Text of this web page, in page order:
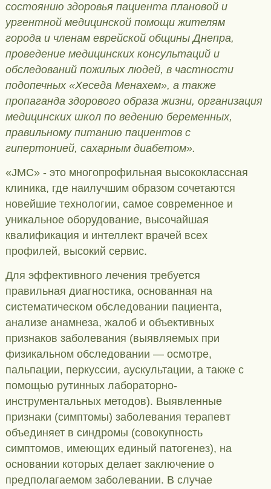
состоянию здоровья пациента плановой и
ургентной медицинской помощи жителям
города и членам еврейской общины Днепра,
проведение медицинских консультаций и
обследований пожилых людей, в частности
подопечных «Хеседа Менахем», а также
пропаганда здорового образа жизни, организация
медицинских школ по ведению беременных,
правильному питанию пациентов с
гипертонией, сахарным диабетом».
«JMC» - это многопрофильная высококлассная
клиника, где наилучшим образом сочетаются
новейшие технологии, самое современное и
уникальное оборудование, высочайшая
квалификация и интеллект врачей всех
профилей, высокий сервис.
Для эффективного лечения требуется
правильная диагностика, основанная на
систематическом обследовании пациента,
анализе анамнеза, жалоб и объективных
признаков заболевания (выявляемых при
физикальном обследовании — осмотре,
пальпации, перкуссии, аускультации, а также с
помощью рутинных лабораторно-
инструментальных методов). Выявленные
признаки (симптомы) заболевания терапевт
объединяет в синдромы (совокупность
симптомов, имеющих единый патогенез), на
основании которых делает заключение о
предполагаемом заболевании. В случае